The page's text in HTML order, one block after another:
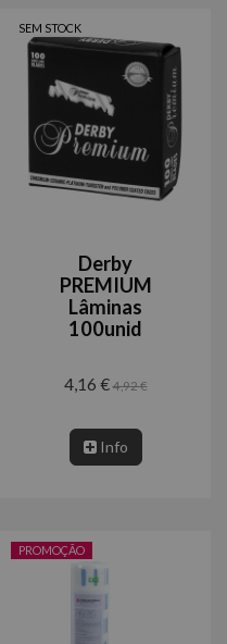
SEM STOCK
Derby
PREMIUM
Lâminas
100unid
4,16 €4,92 €
Info
PROMOÇÃO